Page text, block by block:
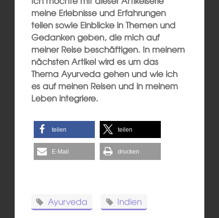
meine Erlebnisse und Erfahrungen
teilen sowie Einblicke in Themen und
Gedanken geben, die mich auf
meiner Reise beschäftigen. In meinem
nächsten Artikel wird es um das
Thema Ayurveda gehen und wie ich
es auf meinen Reisen und in meinem
Leben integriere.
teilen teilen
E-Mail drucken
Ayurveda Indien